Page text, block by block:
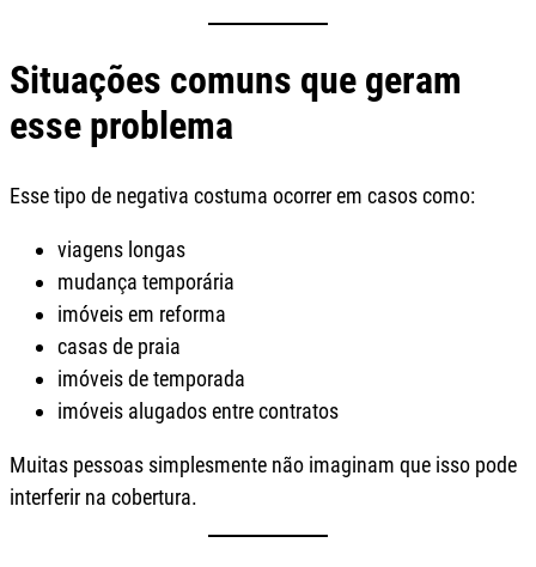
Situações comuns que geram
esse problema
Esse tipo de negativa costuma ocorrer em casos como:
viagens longas
mudança temporária
imóveis em reforma
casas de praia
imóveis de temporada
imóveis alugados entre contratos
Muitas pessoas simplesmente não imaginam que isso pode
interferir na cobertura.